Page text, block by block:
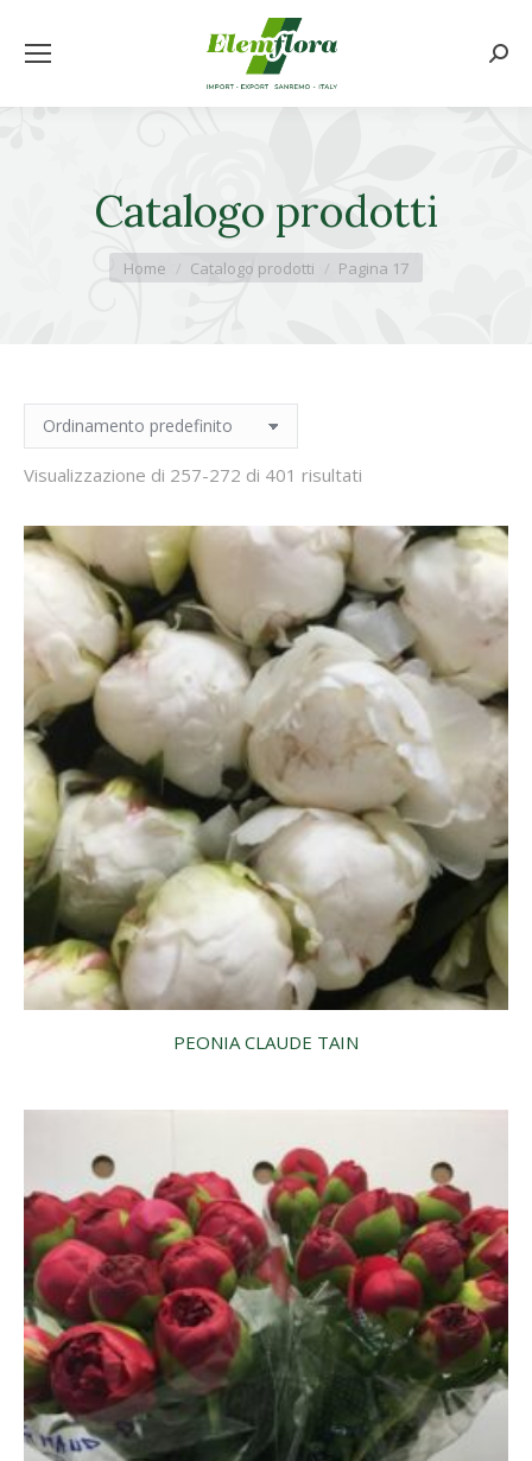
Catalogo prodotti
Tu sei qui:
Home Catalogo prodotti Pagina 17
Visualizzazione di 257-272 di 401 risultati
PEONIA CLAUDE TAIN